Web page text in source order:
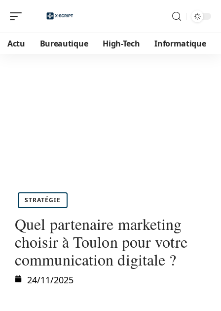
Actu Bureautique High-Tech Informatique
STRATÉGIE
Quel partenaire marketing
choisir à Toulon pour votre
communication digitale ?
24/11/2025